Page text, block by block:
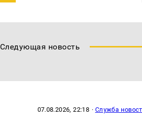
Следующая новость
07.08.2026, 22:18 · Служба